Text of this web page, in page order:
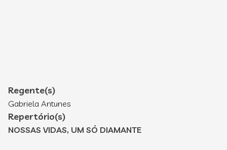
Regente(s)
Gabriela Antunes
Repertório(s)
NOSSAS VIDAS, UM SÓ DIAMANTE